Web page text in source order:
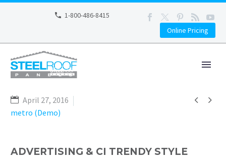
1-800-486-8415
Online Pricing
 
April 27, 2016
metro (Demo)
ADVERTISING & CI TRENDY STYLE